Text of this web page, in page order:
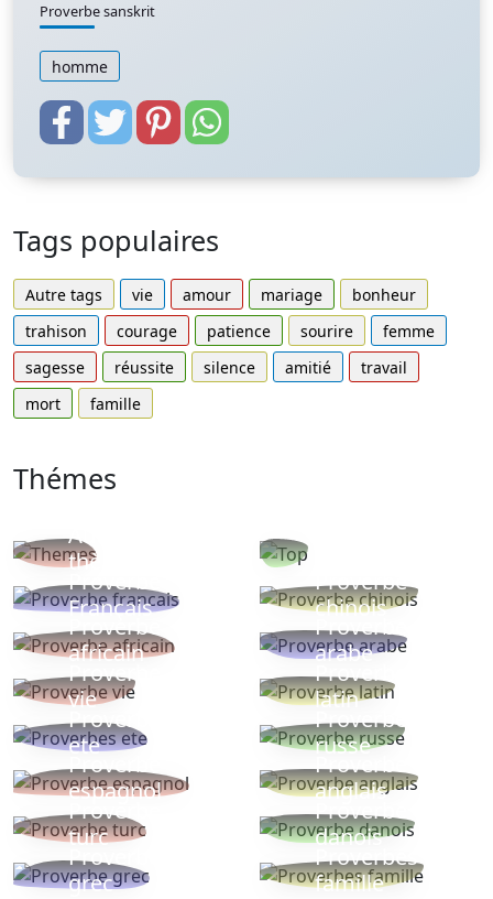
Proverbe sanskrit
homme
Tags populaires
Autre tags vie amour mariage
bonheur
trahison
courage patience sourire
femme
sagesse
réussite silence amitié
travail
mort
famille
Thémes
Autres
thèmes
Proverbe
Français
Proverbe
chinois
Proverbe
africain
Proverbe
arabe
Proverbe
vie
Proverbe
latin
Proverbes
ete
Proverbe
russe
Proverbe
espagnol
Proverbe
anglais
Proverbe
turc
Proverbe
danois
Proverbe
grec
Proverbes
famille